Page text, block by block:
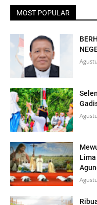
MOST POPULAR